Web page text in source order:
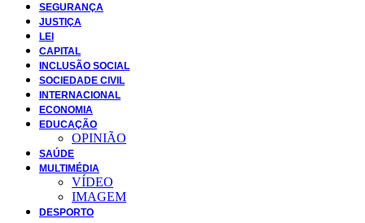
SEGURANÇA
JUSTIÇA
LEI
CAPITAL
INCLUSÃO SOCIAL
SOCIEDADE CIVIL
INTERNACIONAL
ECONOMIA
EDUCAÇÃO
OPINIÃO
SAÚDE
MULTIMÉDIA
VÍDEO
IMAGEM
DESPORTO